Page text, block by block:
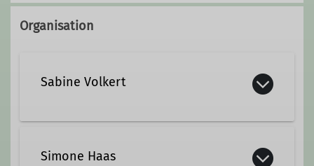
Organisation
Sabine Volkert
Ämter
Simone Haas